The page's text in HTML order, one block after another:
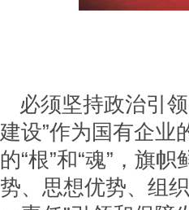
必须坚持政治引
建设”作为国有企业
的“根”和“魂”，旗
势、思想优势、组